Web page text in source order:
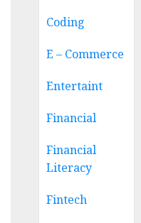
Coding
E – Commerce
Entertaint
Financial
Financial
Literacy
Fintech